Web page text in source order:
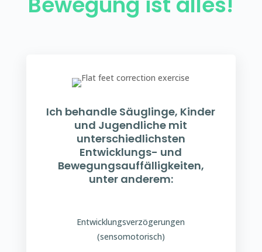
Ich behandle Säuglinge, Kinder
und Jugendliche mit
unterschiedlichsten
Entwicklungs- und
Bewegungsauffälligkeiten,
unter anderem:
Entwicklungsverzögerungen
(sensomotorisch)